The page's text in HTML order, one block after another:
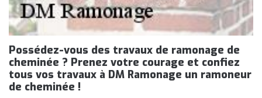
Possédez-vous des travaux de ramonage de
cheminée ? Prenez votre courage et confiez
tous vos travaux à DM Ramonage un ramoneur
de cheminée !